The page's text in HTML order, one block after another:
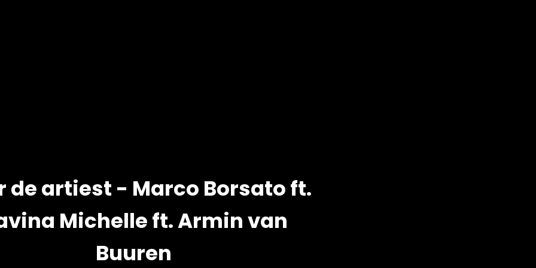
de artiest - Marco Borsato ft.
Michelle ft. Armin van
Buuren